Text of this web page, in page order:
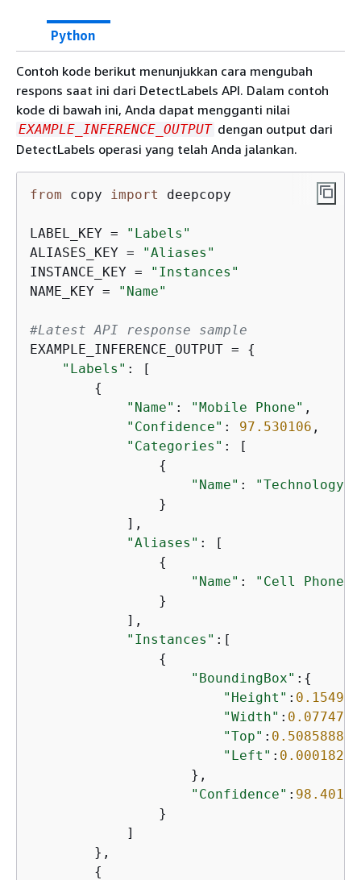
Python
Contoh kode berikut menunjukkan cara mengubah
respons saat ini dari DetectLabels API. Dalam contoh
kode di bawah ini, Anda dapat mengganti nilai
EXAMPLE_INFERENCE_OUTPUT dengan output dari
DetectLabels operasi yang telah Anda jalankan.
from copy import deepcopy
LABEL_KEY =
"Labels"
ALIASES_KEY =
"Aliases"
INSTANCE_KEY =
"Instances"
NAME_KEY =
"Name"
#Latest API response sample
EXAMPLE_INFERENCE_OUTPUT = {
"Labels" : [
{
"Name" : "Mobile Phone" ,
"Confidence" : 97.530106 ,
"Categories" : [
{
"Name" :
"Technology
                }
            ],
"Aliases" : [
{
"Name" :
"Cell Phone"
                }
            ],
"Instances" :[
{
"BoundingBox" : {
"Height" :
"Width" :
"Top" : 0.50858885
"Left" :
                    },
"Confidence" :
                }
            ]
        },
{